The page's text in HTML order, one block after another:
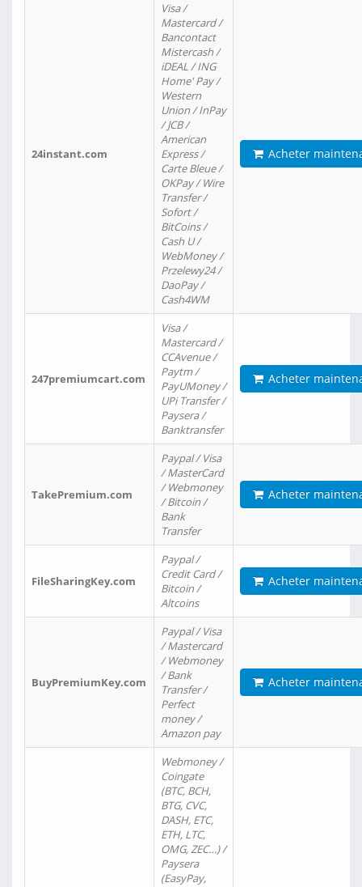
24instant.com
Visa /
Mastercard /
Bancontact
Mistercash /
iDEAL / ING
Home' Pay /
Western
Union / InPay
/ JCB /
American
Express /
Carte Bleue /
OKPay / Wire
Transfer /
Sofort /
BitCoins /
Cash U /
WebMoney /
Przelewy24 /
DaoPay /
Cash4WM
Acheter
247premiumcart.com
Visa /
Mastercard /
CCAvenue /
Paytm /
PayUMoney /
UPi Transfer /
Paysera /
Banktransfer
Acheter
TakePremium.com
Paypal / Visa
/ MasterCard
/ Webmoney
/ Bitcoin /
Bank
Transfer
Acheter
FileSharingKey.com
Paypal /
Credit Card /
Bitcoin /
Altcoins
Acheter
BuyPremiumKey.com
Paypal / Visa
/ Mastercard
/ Webmoney
/ Bank
Transfer /
Perfect
money /
Amazon pay
Acheter
Webmoney /
Coingate
(BTC, BCH,
BTG, CVC,
DASH, ETC,
ETH, LTC,
OMG, ZEC…) /
Paysera
(EasyPay,